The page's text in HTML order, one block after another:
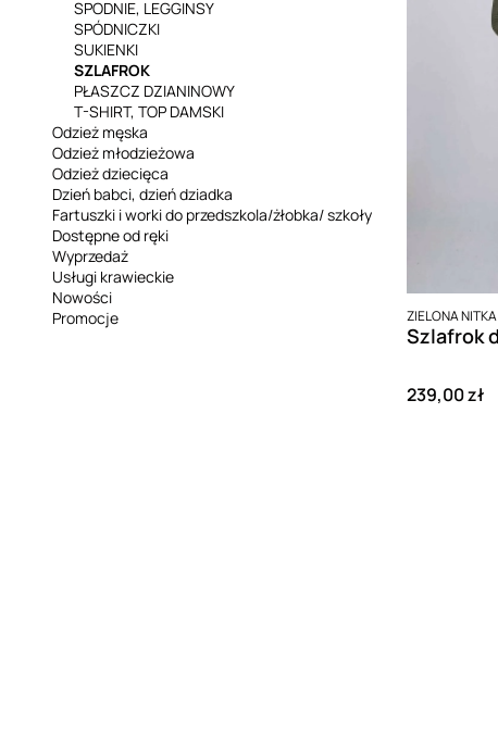
SPODNIE, LEGGINSY
SPÓDNICZKI
SUKIENKI
SZLAFROK
PŁASZCZ DZIANINOWY
T-SHIRT, TOP DAMSKI
Odzież męska
Odzież młodzieżowa
Odzież dziecięca
Dzień babci, dzień dziadka
Fartuszki i worki do przedszkola/żłobka/ szkoły
Dostępne od ręki
Wyprzedaż
Usługi krawieckie
Nowości
Promocje
PRODUCENT
ZIELONA NITKA
Cena
239,00 zł